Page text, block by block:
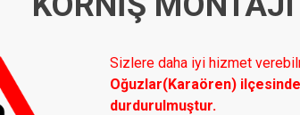
Sizlere daha iyi hizmet
Oğuzlar(Karaören)
durdurulmuştur.